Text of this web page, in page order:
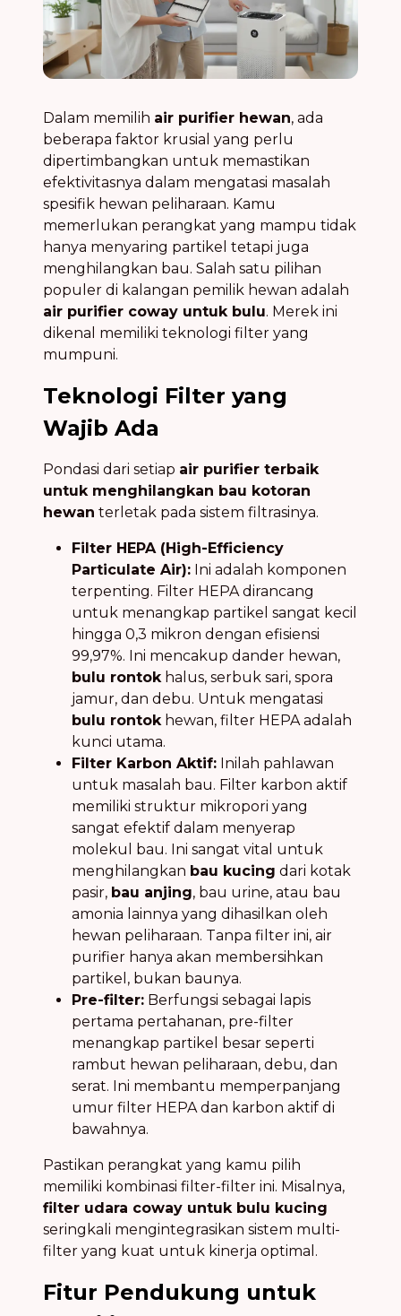
Dalam memilih air purifier hewan, ada
beberapa faktor krusial yang perlu
dipertimbangkan untuk memastikan
efektivitasnya dalam mengatasi masalah
spesifik hewan peliharaan. Kamu
memerlukan perangkat yang mampu tidak
hanya menyaring partikel tetapi juga
menghilangkan bau. Salah satu pilihan
populer di kalangan pemilik hewan adalah
air purifier coway untuk bulu. Merek ini
dikenal memiliki teknologi filter yang
mumpuni.
Teknologi Filter yang
Wajib Ada
Pondasi dari setiap air purifier terbaik
untuk menghilangkan bau kotoran
hewan terletak pada sistem filtrasinya.
Filter HEPA (High-Efficiency
Particulate Air): Ini adalah komponen
terpenting. Filter HEPA dirancang
untuk menangkap partikel sangat kecil
hingga 0,3 mikron dengan efisiensi
99,97%. Ini mencakup dander hewan,
bulu rontokhalus, serbuk sari, spora
jamur, dan debu. Untuk mengatasi
bulu rontokhewan, filter HEPA adalah
kunci utama.
Filter Karbon Aktif: Inilah pahlawan
untuk masalah bau. Filter karbon aktif
memiliki struktur mikropori yang
sangat efektif dalam menyerap
molekul bau. Ini sangat vital untuk
menghilangkan bau kucing dari kotak
pasir, bau anjing, bau urine, atau bau
amonia lainnya yang dihasilkan oleh
hewan peliharaan. Tanpa filter ini, air
purifier hanya akan membersihkan
partikel, bukan baunya.
Pre-filter: Berfungsi sebagai lapis
pertama pertahanan, pre-filter
menangkap partikel besar seperti
rambut hewan peliharaan, debu, dan
serat. Ini membantu memperpanjang
umur filter HEPA dan karbon aktif di
bawahnya.
Pastikan perangkat yang kamu pilih
memiliki kombinasi filter-filter ini. Misalnya,
filter udara coway untuk bulu kucing
seringkali mengintegrasikan sistem multi-
filter yang kuat untuk kinerja optimal.
Fitur Pendukung untuk